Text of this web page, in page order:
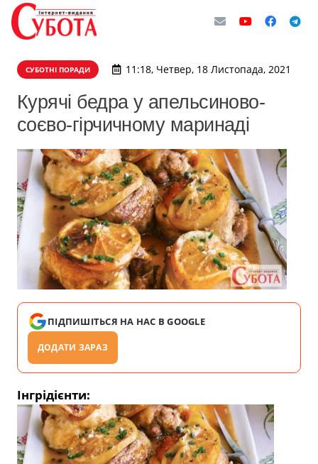
СУБОТНІ ПОРАДИ 11:18, Четвер, 18 Листопада, 2021
Курячі бедра у апельсиново-
соєво-гірчичному маринаді
ПІДПИШІТЬСЯ НА НАС В GOOGLE
ДОДАТИ ЗАРАЗ
Інгрідієнти: